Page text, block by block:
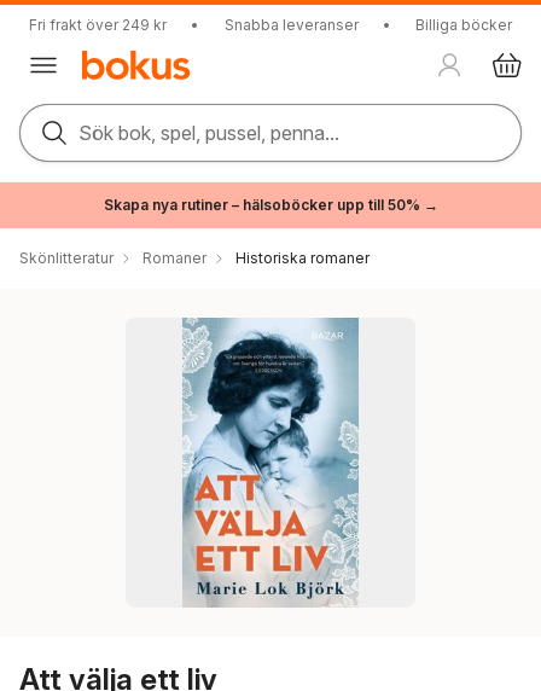
Fri frakt över 249 kr • Snabba leveranser • Billiga böcker
Sök bok, spel, pussel, penna...
Skapa nya rutiner – hälsoböcker upp till 50% →
Skönlitteratur Romaner Historiska romaner
Att välja ett liv